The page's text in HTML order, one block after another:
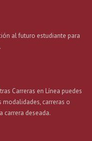
al futuro estudiante para
Carreras en Línea puedes
carreras o
carrera deseada.